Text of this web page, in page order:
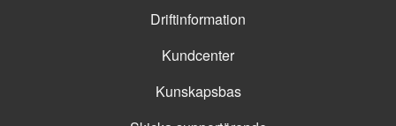
Driftinformation
Kundcenter
Kunskapsbas